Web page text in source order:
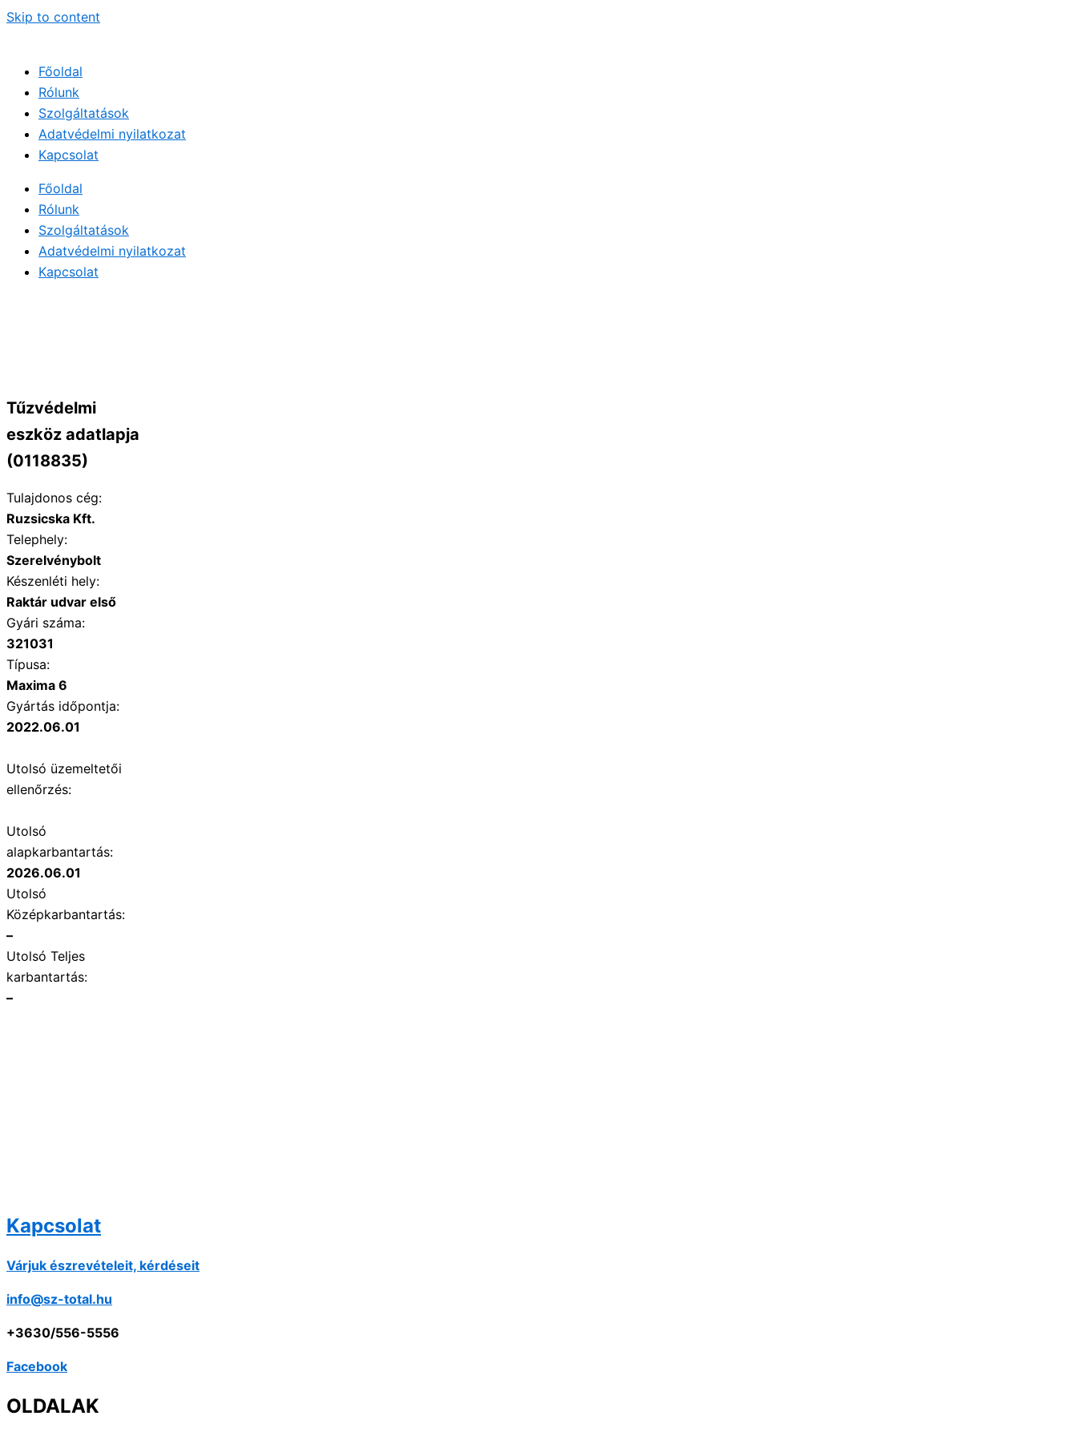
Skip to content
Főoldal
Rólunk
Szolgáltatások
Adatvédelmi nyilatkozat
Kapcsolat
Főoldal
Rólunk
Szolgáltatások
Adatvédelmi nyilatkozat
Kapcsolat
Tűzvédelmi
eszköz adatlapja
(0118835)
Tulajdonos cég:
Ruzsicska Kft.
Telephely:
Szerelvénybolt
Készenléti hely:
Raktár udvar első
Gyári száma:
321031
Típusa:
Maxima 6
Gyártás időpontja:
2022.06.01
Utolsó üzemeltetői
ellenőrzés:
Utolsó
alapkarbantartás:
2026.06.01
Utolsó
Középkarbantartás:
–
Utolsó Teljes
karbantartás:
–
Kapcsolat
Várjuk észrevételeit, kérdéseit
info@sz-total.hu
+3630/556-5556
Facebook
OLDALAK